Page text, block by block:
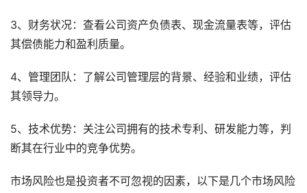
3、财务状况：查看公司资产负债表、现金流量表等，评估
其偿债能力和盈利质量。
4、管理团队：了解公司管理层的背景、经验和业绩，评估
其领导力。
5、技术优势：关注公司拥有的技术专利、研发能力等，判
断其在行业中的竞争优势。
市场风险也是投资者不可忽视的因素，以下是几个市场风险